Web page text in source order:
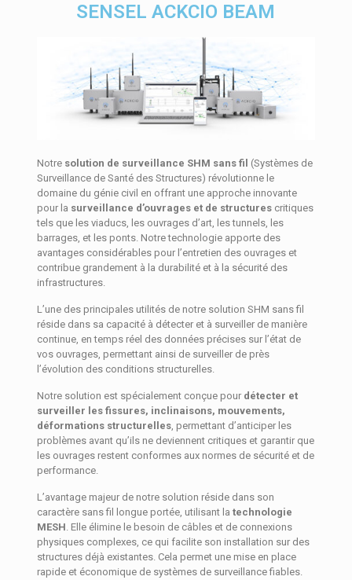
SENSEL ACKCIO BEAM
Notre solution de surveillance SHM sans fil (Systèmes de
Surveillance de Santé des Structures) révolutionne le
domaine du génie civil en offrant une approche innovante
pour la surveillance d’ouvrages et de structurescritiques
tels que les viaducs, les ouvrages d’art, les tunnels, les
barrages, et les ponts. Notre technologie apporte des
avantages considérables pour l’entretien des ouvrages et
contribue grandement à la durabilité et à la sécurité des
infrastructures.
L’une des principales utilités de notre solution SHM sans fil
réside dans sa capacité à détecter et à surveiller de manière
continue, en temps réel des données précises sur l’état de
vos ouvrages, permettant ainsi de surveiller de près
l’évolution des conditions structurelles.
Notre solution est spécialement conçue pour détecter et
surveiller les fissures, inclinaisons, mouvements,
déformations structurelles, permettant d’anticiper les
problèmes avant qu’ils ne deviennent critiques et garantir que
les ouvrages restent conformes aux normes de sécurité et de
performance.
L’avantage majeur de notre solution réside dans son
caractère sans fil longue portée, utilisant la technologie
MESH . Elle élimine le besoin de câbles et de connexions
physiques complexes, ce qui facilite son installation sur des
structures déjà existantes. Cela permet une mise en place
rapide et économique de systèmes de surveillance fiables.